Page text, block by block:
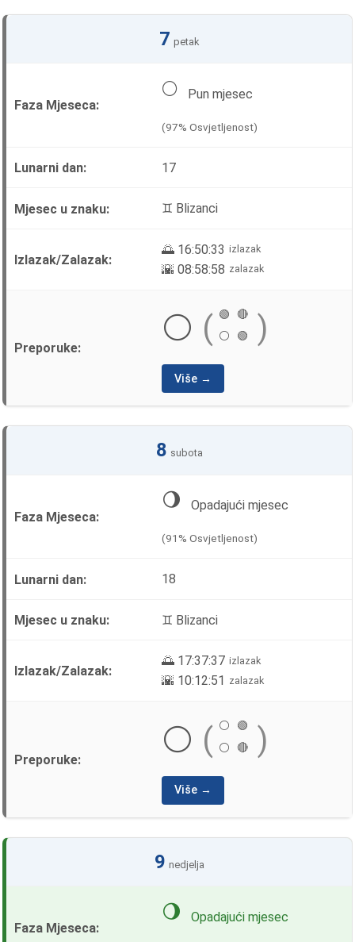
7 petak
🌕 Pun mjesec
(97% Osvjetljenost)
17
♊ Blizanci
🌅 16:50:33 izlazak
🌇 08:58:58 zalazak
⚪ ( 🟢
🔴
⚪
🟢 )
Više →
8 subota
🌖 Opadajući mjesec
(91% Osvjetljenost)
18
♊ Blizanci
🌅 17:37:37 izlazak
🌇 10:12:51 zalazak
⚪ ( ⚪
🟢
⚪
🔴 )
Više →
9 nedjelja
🌖 Opadajući mjesec